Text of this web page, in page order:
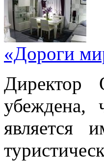
«Дороги
убеждена,
является